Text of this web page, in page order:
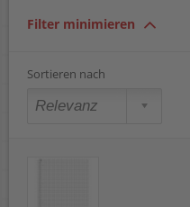
rautiert
Filter minimieren
Sortieren nach